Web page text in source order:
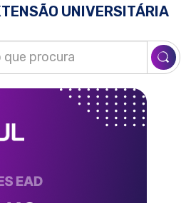
UNIVERSITÁRIA